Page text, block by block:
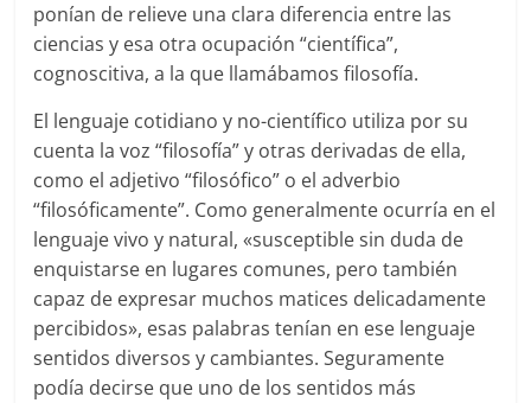
ponían de relieve una clara diferencia entre las
ciencias y esa otra ocupación “científica”,
cognoscitiva, a la que llamábamos filosofía.
El lenguaje cotidiano y no-científico utiliza por su
cuenta la voz “filosofía” y otras derivadas de ella,
como el adjetivo “filosófico” o el adverbio
“filosóficamente”. Como generalmente ocurría en el
lenguaje vivo y natural, «susceptible sin duda de
enquistarse en lugares comunes, pero también
capaz de expresar muchos matices delicadamente
percibidos», esas palabras tenían en ese lenguaje
sentidos diversos y cambiantes. Seguramente
podía decirse que uno de los sentidos más